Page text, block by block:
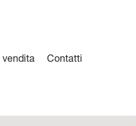
Contatti